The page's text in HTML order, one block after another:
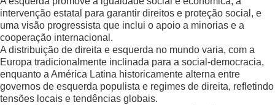
intervenção estatal para garantir direitos e proteção social, e
uma visão progressista que inclui o apoio a minorias e a
cooperação internacional.
A distribuição de direita e esquerda no mundo varia, com a
Europa tradicionalmente inclinada para a social-democracia,
enquanto a América Latina historicamente alterna entre
governos de esquerda populista e regimes de direita, refletindo
tensões locais e tendências globais.